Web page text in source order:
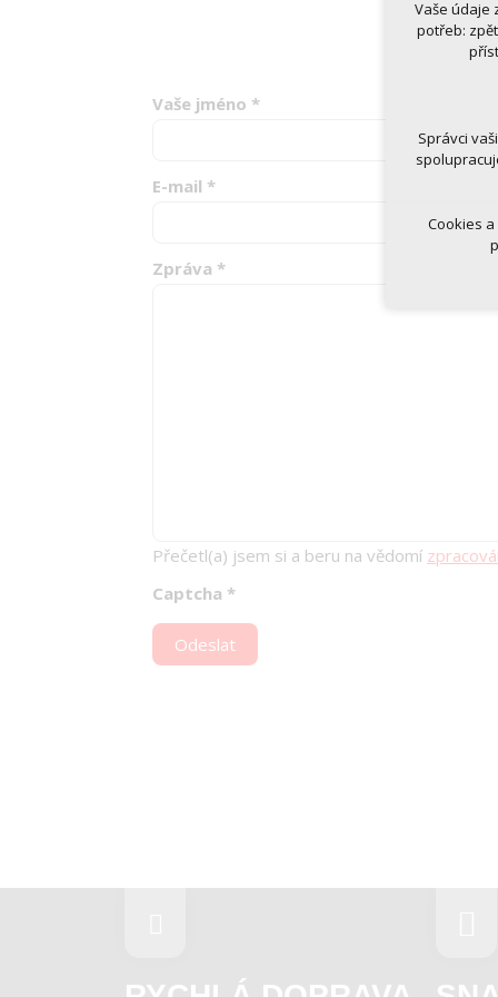
Vaše jméno *
E-mail *
Zpráva *
Přečetl(a) jsem si a beru na vědomí
Captcha *
Odeslat
Vaše údaje
potřeb:
Správci
Cookies